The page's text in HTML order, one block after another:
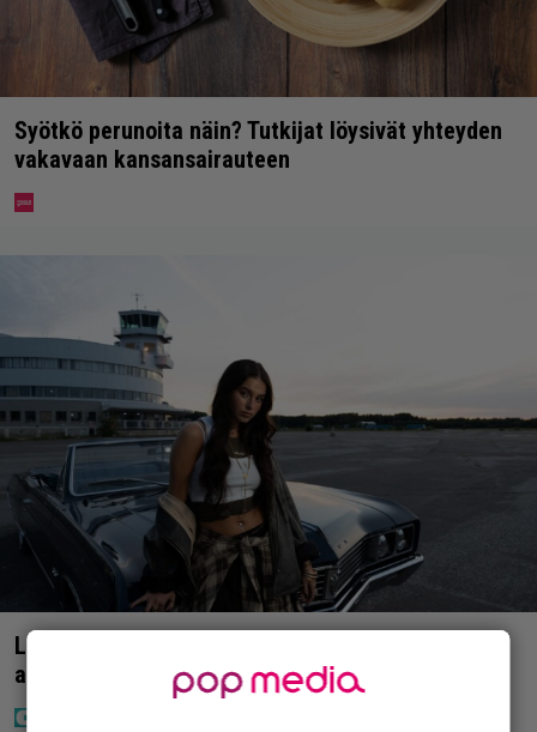
Syötkö perunoita näin? Tutkijat löysivät yhteyden
vakavaan kansansairauteen
Laulaja Mirellan rantakuvat ovat täynnä lomaa,
aurinkoa ja iloa